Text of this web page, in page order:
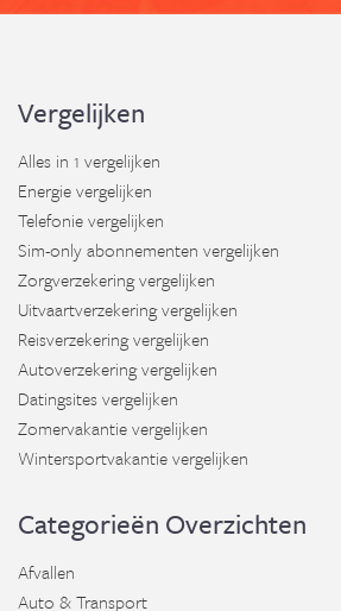
Vergelijken
Alles in 1 vergelijken
Energie vergelijken
Telefonie vergelijken
Sim-only abonnementen vergelijken
Zorgverzekering vergelijken
Uitvaartverzekering vergelijken
Reisverzekering vergelijken
Autoverzekering vergelijken
Datingsites vergelijken
Zomervakantie vergelijken
Wintersportvakantie vergelijken
Categorieën Overzichten
Afvallen
Auto & Transport